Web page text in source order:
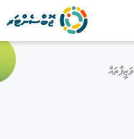
ވަޒީފާތައް